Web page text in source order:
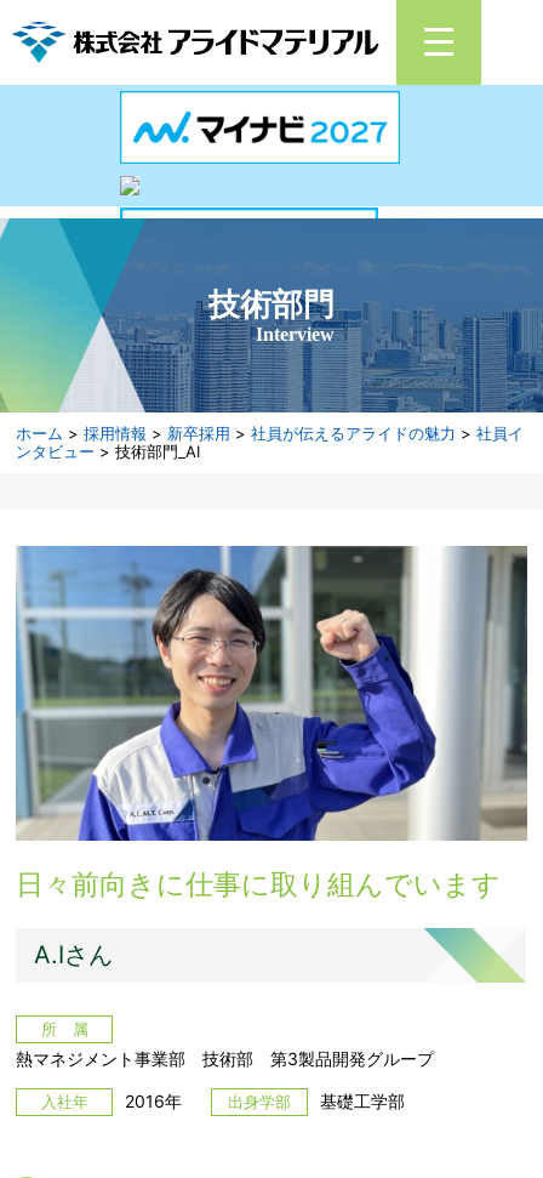
ホーム >採用情報 > 新卒採用 >社員が伝えるアライドの魅力 >社員イ
ンタビュー > 技術部門_AI
技術部門
Interview
日々前向きに仕事に取り組んでいます
A.Iさん
所 属
熱マネジメント事業部 技術部 第3製品開発グループ
入社年 2016年 出身学部 基礎工学部